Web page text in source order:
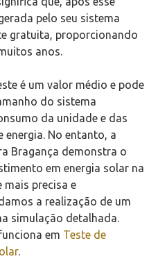
pelo seu sistema
gratuita, proporcionando
anos.
é um valor médio e pode
do sistema
da unidade e das
No entanto, a
Bragança demonstra o
em energia solar na
mais precisa e
a realização de um
simulação detalhada.
em Teste de
.